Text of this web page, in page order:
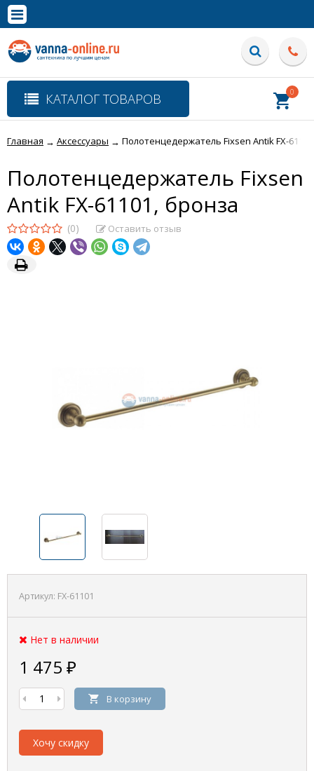
Полная версия сайта
КАТАЛОГ ТОВАРОВ 0
Главная → Аксессуары → Полотенцедержатель Fixsen Antik FX-
Полотенцедержатель Fixsen
Antik FX-61101, бронза
(0) Оставить отзыв
Артикул: FX-61101
Нет в наличии
1 475 ₽
В корзину
Хочу скидку